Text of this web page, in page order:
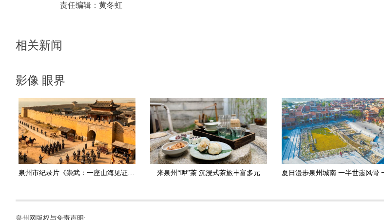
责任编辑： 黄冬虹
相关新闻
影像 眼界
来泉州“呷”茶 沉浸式茶旅丰富多元
泉州网版权与免责声明: